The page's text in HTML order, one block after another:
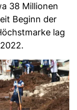
38 Millionen
Beginn der
lag